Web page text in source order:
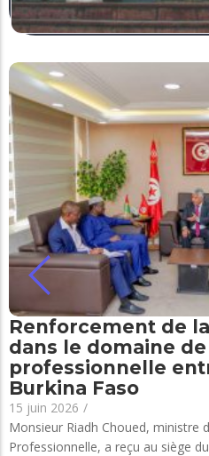
Renforcement de
dans le domaine
professionnelle
Burkina Faso
15 juin 2026 /
Monsieur Riadh Choued, ministre
Professionnelle, a reçu au siège